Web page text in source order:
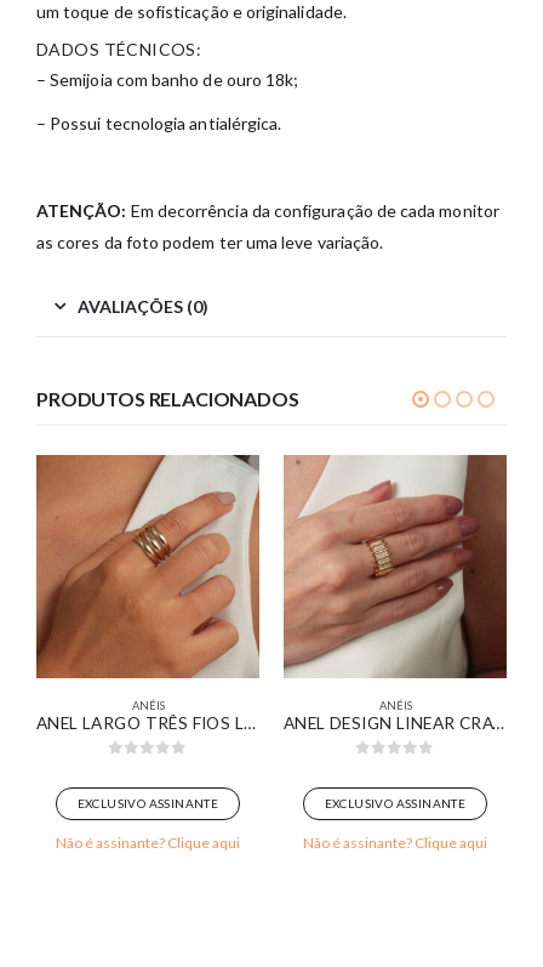
um toque de sofisticação e originalidade.
DADOS TÉCNICOS:
– Semijoia com banho de ouro 18k;
– Possui tecnologia antialérgica.
ATENÇÃO: Em decorrência da configuração de cada monitor
as cores da foto podem ter uma leve variação.
AVALIAÇÕES (0)
PRODUTOS RELACIONADOS
ANÉIS
ANEL LARGO TRÊS FIOS LISOS BANHADO EM OURO 18K
EXCLUSIVO ASSINANTE
Não é assinante? Clique aqui
ANÉIS
ANEL DESIGN LINEAR CRAVEJADO BANHADO EM OURO 18K
EXCLUSIVO ASSINANTE
Não é assinante? Clique aqui